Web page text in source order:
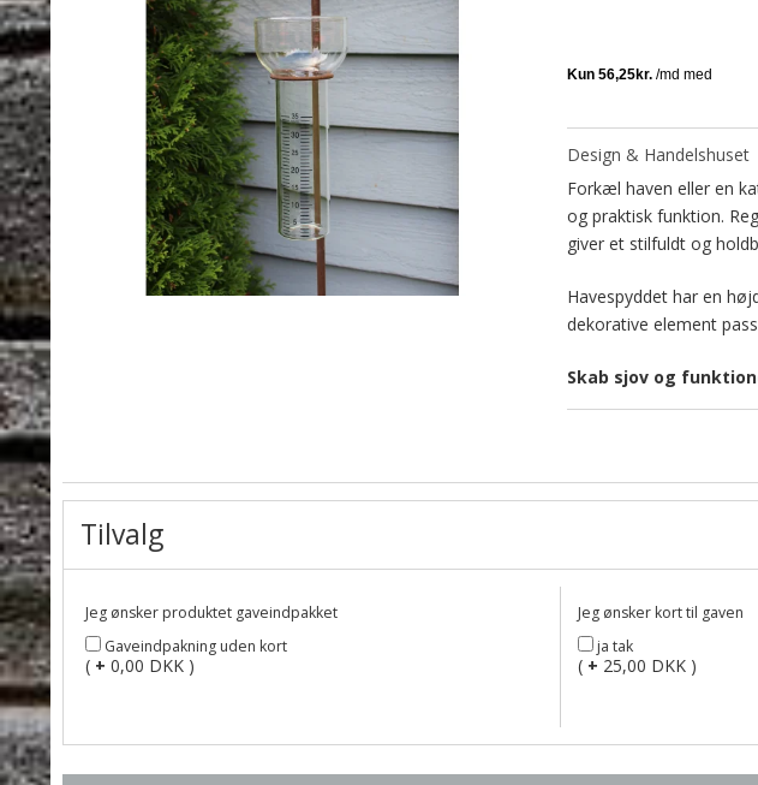
Design & Handelshuset
Forkæl haven eller en
og praktisk funktion.
giver et stilfuldt og
Havespyddet har en
dekorative element
Skab sjov og
Tilvalg
Jeg ønsker produktet gaveindpakket
Gaveindpakning uden kort
( + 0,00 DKK )
Jeg ønsker kort til gaven
ja tak
( + 25,00 DKK )